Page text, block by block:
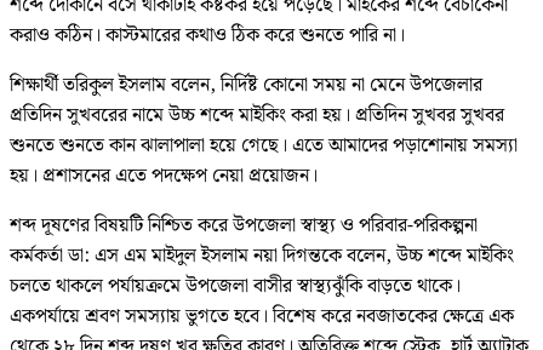
করাও কঠিন। কাস্টমারের কথাও ঠিক করে শুনতে পারি না।
শিক্ষার্থী তরিকুল ইসলাম বলেন, নির্দিষ্ট কোনো সময় না মেনে উপজেলার
প্রতিদিন সুখবরের নামে উচ্চ শব্দে মাইকিং করা হয়। প্রতিদিন সুখবর সুখবর
শুনতে শুনতে কান ঝালাপালা হয়ে গেছে। এতে আমাদের পড়াশোনায় সমস্যা
হয়। প্রশাসনের এতে পদক্ষেপ নেয়া প্রয়োজন।
শব্দ দূষণের বিষয়টি নিশ্চিত করে উপজেলা স্বাস্থ্য ও পরিবার-পরিকল্পনা
কর্মকর্তা ডা: এস এম মাইদুল ইসলাম নয়া দিগন্তকে বলেন, উচ্চ শব্দে মাইকিং
চলতে থাকলে পর্যায়ক্রমে উপজেলা বাসীর স্বাস্থ্যঝুঁকি বাড়তে থাকে।
একপর্যায়ে শ্রবণ সমস্যায় ভুগতে হবে। বিশেষ করে নবজাতকের ক্ষেত্রে এক